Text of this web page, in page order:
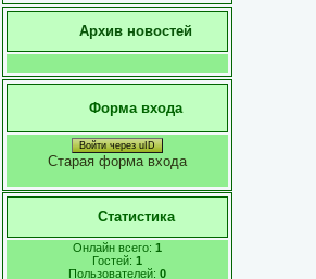
Архив новостей
Форма входа
Войти через uID
Старая форма входа
Статистика
Онлайн всего: 1
Гостей: 1
Пользователей: 0